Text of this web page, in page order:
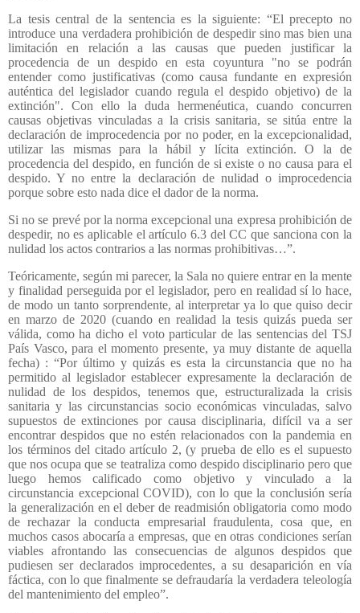
La tesis central de la sentencia es la siguiente: “El precepto no
introduce una verdadera prohibición de despedir sino mas bien una
limitación en relación a las causas que pueden justificar la
procedencia de un despido en esta coyuntura "no se podrán
entender como justificativas (como causa fundante en expresión
auténtica del legislador cuando regula el despido objetivo) de la
extinción". Con ello la duda hermenéutica, cuando concurren
causas objetivas vinculadas a la crisis sanitaria, se sitúa entre la
declaración de improcedencia por no poder, en la excepcionalidad,
utilizar las mismas para la hábil y lícita extinción. O la de
procedencia del despido, en función de si existe o no causa para el
despido. Y no entre la declaración de nulidad o improcedencia
porque sobre esto nada dice el dador de la norma.
Si no se prevé por la norma excepcional una expresa prohibición de
despedir, no es aplicable el artículo 6.3 del CC que sanciona con la
nulidad los actos contrarios a las normas prohibitivas…”.
Teóricamente, según mi parecer, la Sala no quiere entrar en la mente
y finalidad perseguida por el legislador, pero en realidad sí lo hace,
de modo un tanto sorprendente, al interpretar ya lo que quiso decir
en marzo de 2020 (cuando en realidad la tesis quizás pueda ser
válida, como ha dicho el voto particular de las sentencias del TSJ
País Vasco, para el momento presente, ya muy distante de aquella
fecha) : “Por último y quizás es esta la circunstancia que no ha
permitido al legislador establecer expresamente la declaración de
nulidad de los despidos, tenemos que, estructuralizada la crisis
sanitaria y las circunstancias socio económicas vinculadas, salvo
supuestos de extinciones por causa disciplinaria, difícil va a ser
encontrar despidos que no estén relacionados con la pandemia en
los términos del citado artículo 2, (y prueba de ello es el supuesto
que nos ocupa que se teatraliza como despido disciplinario pero que
luego hemos calificado como objetivo y vinculado a la
circunstancia excepcional COVID), con lo que la conclusión sería
la generalización en el deber de readmisión obligatoria como modo
de rechazar la conducta empresarial fraudulenta, cosa que, en
muchos casos abocaría a empresas, que en otras condiciones serían
viables afrontando las consecuencias de algunos despidos que
pudiesen ser declarados improcedentes, a su desaparición en vía
fáctica, con lo que finalmente se defraudaría la verdadera teleología
del mantenimiento del empleo”.